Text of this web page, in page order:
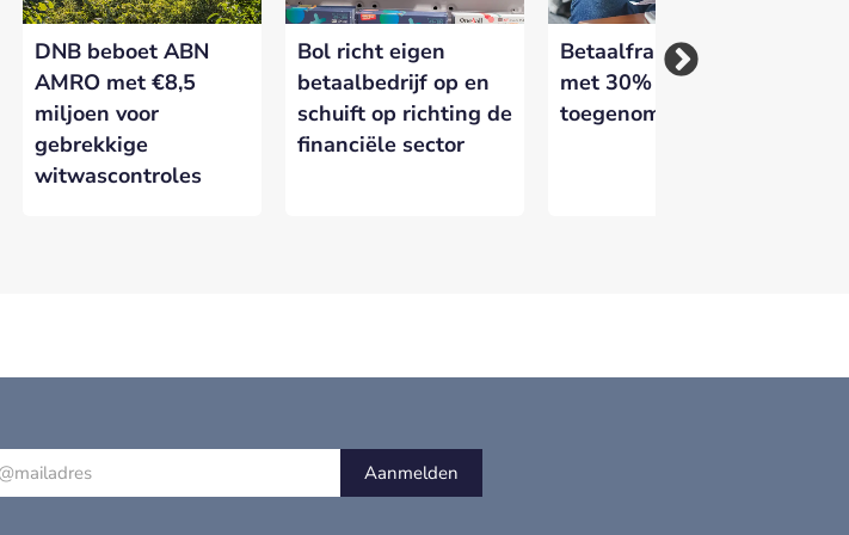
DNB beboet ABN
AMRO met €8,5
miljoen voor
gebrekkige
witwascontroles
Bol richt eigen
betaalbedrijf op en
schuift op richting de
financiële sector
Betaalfraude in 2025
met 30%
toegenomen
Aanmelden